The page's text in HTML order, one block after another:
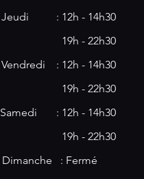
Jeudi : 12h - 14h30
19h - 22h30
Vendredi : 12h - 14h30
19h - 22h30
Samedi : 12h - 14h30
19h - 22h30
Dimanche : Fermé